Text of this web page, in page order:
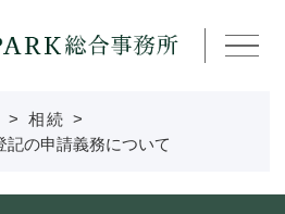
相続
の申請義務について